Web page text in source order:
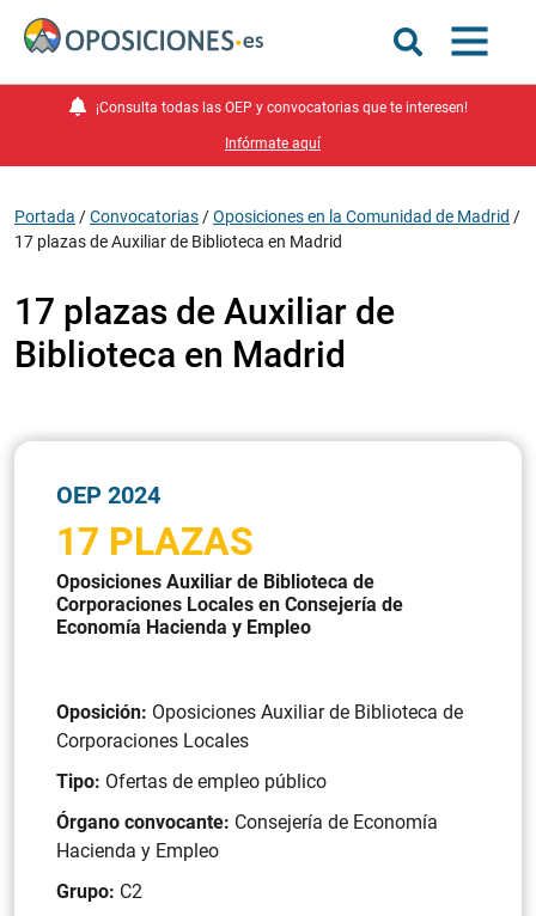
¡Consulta todas las OEP y convocatorias que te interesen!
Infórmate aquí
Portada /Convocatorias /Oposiciones en la Comunidad de Madrid /
17 plazas de Auxiliar de Biblioteca en Madrid
17 plazas de Auxiliar de
Biblioteca en Madrid
OEP 2024
17 PLAZAS
Oposiciones Auxiliar de Biblioteca de
Corporaciones Locales en Consejería de
Economía Hacienda y Empleo
Oposición: Oposiciones Auxiliar de Biblioteca de
Corporaciones Locales
Tipo: Ofertas de empleo público
Órgano convocante: Consejería de Economía
Hacienda y Empleo
Grupo: C2